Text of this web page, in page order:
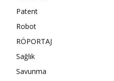
Patent
Robot
RÖPORTAJ
Sağlık
Savunma